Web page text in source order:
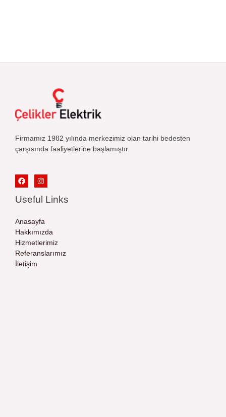
Firmamız 1982 yılında merkezimiz olan tarihi bedesten
çarşısında faaliyetlerine başlamıştır.
Useful Links
Anasayfa
Hakkımızda
Hizmetlerimiz
Referanslarımız
İletişim